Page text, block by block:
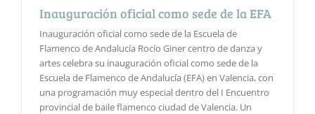
Inauguración oficial como sede de la EFA
Inauguración oficial como sede de la Escuela de
Flamenco de Andalucía Rocío Giner centro de danza y
artes celebra su inauguración oficial como sede de la
Escuela de Flamenco de Andalucía (EFA) en Valencia, con
una programación muy especial dentro del I Encuentro
provincial de baile flamenco ciudad de Valencia. Un